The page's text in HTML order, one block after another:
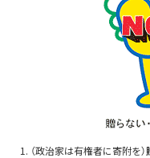
（政治家は有権者に寄附を）